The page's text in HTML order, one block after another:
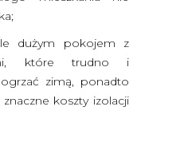
dużym pokojem z
które trudno i
zimą, ponadto
koszty izolacji